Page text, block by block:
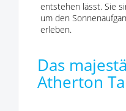
entstehen lässt. Sie
um den
erleben.
Das
Atherton